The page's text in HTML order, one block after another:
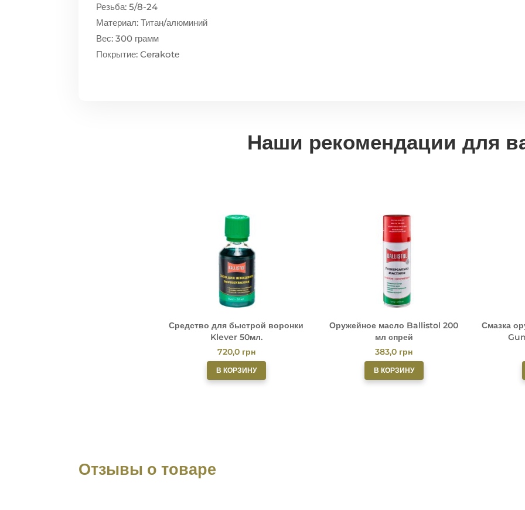
Резьба: 5/8-24
Материал: Титан/алюминий
Вес: 300 грамм
Покрытие: Cerakotе
Наши рекомендации для
Средство для быстрой воронки
Klever 50мл.
720,0 грн
В КОРЗИНУ
Оружейное масло Ballistol 200
мл спрей
383,0 грн
В КОРЗИНУ
Смазка
Отзывы о товаре